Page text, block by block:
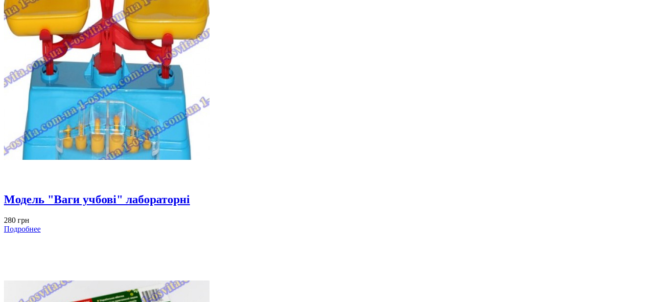
Модель "Ваги учбові" лабораторні
280 грн
Подробнее